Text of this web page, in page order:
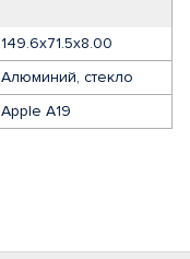
149.6х71.5х8.00
Алюминий, стекло
Apple A19